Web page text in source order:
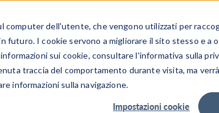
computer dell'utente, che vengono utilizzati per
I cookie servono a migliorare il sito stesso e a
sui cookie, consultare l'informativa sulla
traccia del comportamento durante visita, ma
informazioni sulla navigazione.
Impostazioni cookie
PRODOTTI SETTORI